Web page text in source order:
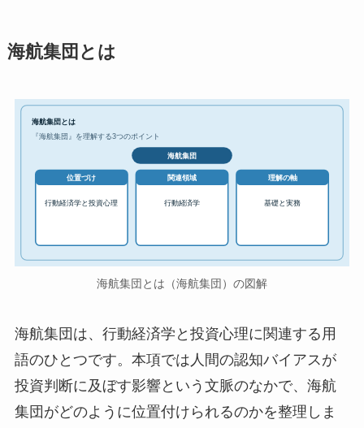
海航集団とは
海航集団とは
『海航集団』を理解する3つのポイント
海航集団
位置づけ
行動経済学と投資心理
関連領域
行動経済学
理解の軸
基礎と実務
海航集団とは（海航集団）の図解
海航集団は、行動経済学と投資心理に関連する用
語のひとつです。本項では人間の認知バイアスが
投資判断に及ぼす影響という文脈のなかで、海航
集団がどのように位置付けられるのかを整理しま